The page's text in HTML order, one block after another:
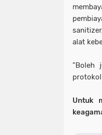
alat
"Boleh
protokol
Untuk